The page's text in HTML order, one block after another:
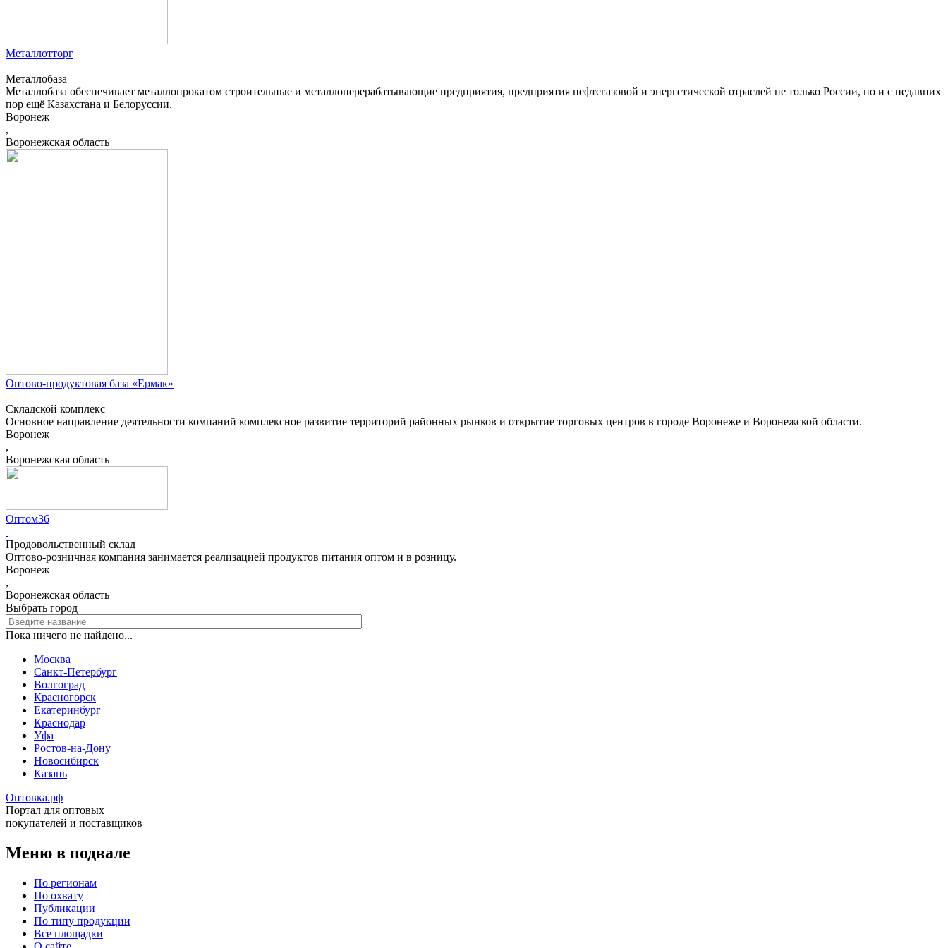
Металлотторг
Металлобаза
Металлобаза обеспечивает металлопрокатом строительные и металлоперерабатывающие предприятия, предприятия нефтегазовой и энергетической отраслей не только России, но и с недавних
пор ещё Казахстана и Белоруссии.
Воронеж
,
Воронежская область
Оптово-продуктовая база «Ермак»
Складской комплекс
Основное направление деятельности компаний комплексное развитие территорий районных рынков и открытие торговых центров в городе Воронеже и Воронежской области.
Воронеж
,
Воронежская область
Оптом36
Продовольственный склад
Оптово-розничная компания занимается реализацией продуктов питания оптом и в розницу.
Воронеж
,
Воронежская область
Выбрать город
Пока ничего не найдено...
Москва
Санкт-Петербург
Волгоград
Красногорск
Екатеринбург
Краснодар
Уфа
Ростов-на-Дону
Новосибирск
Казань
Оптовка.рф
Портал для оптовых
покупателей и поставщиков
Меню в подвале
По регионам
По охвату
Публикации
По типу продукции
Все площадки